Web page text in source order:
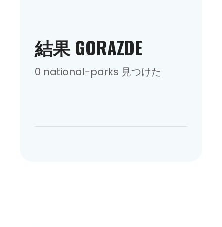
結果 GORAZDE
0 national-parks 見つけた